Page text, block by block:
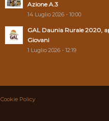
Azione A.3
14 Luglio 2026 - 10:00
GAL Daunia Rurale 2020,
Giovani
1 Luglio 2026 - 12:19
Cookie Policy